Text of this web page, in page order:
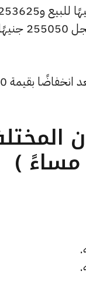
وشهد سعر الأونصة بالجنيه ارتفاعًا بالسوق المصري الآن، حيث بلغ 255405 جنيهًا
جنيهًا للشراء، مرتفعًا بمقدار 355 جنيهات عن التحديث السابق، حيث كان قد
كما انخفض سعر دولار الصاغة ليصل إلى 53.77 جنيهًا للبيع و0 جنيهًا للشراء، بعد انخفاضًا بقيمة 0
الآن للأوزان